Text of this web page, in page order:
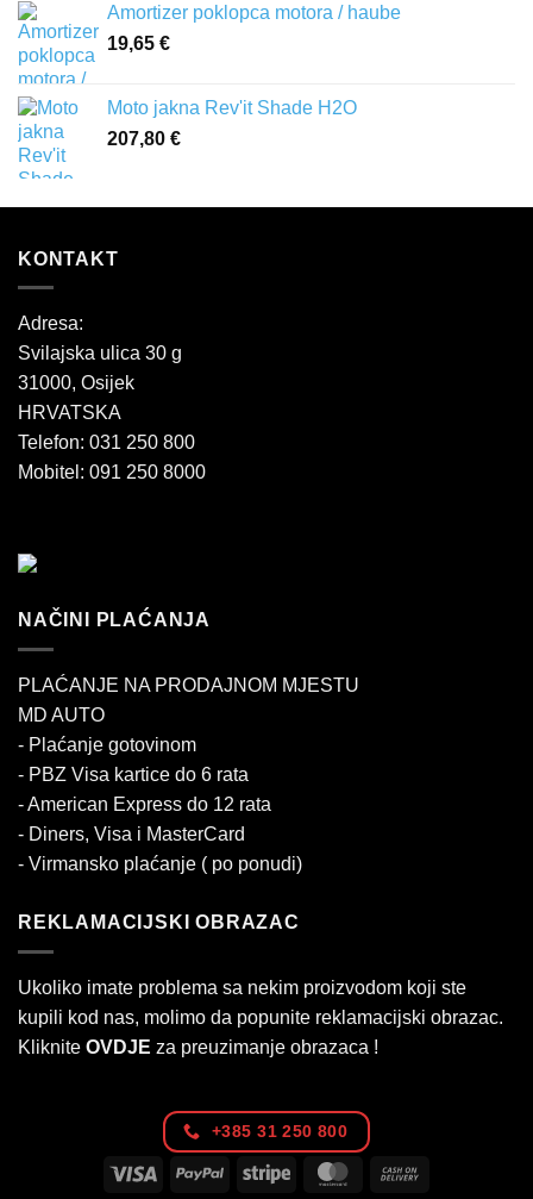
Amortizer poklopca motora / haube
19,65 €
Moto jakna Rev'it Shade H2O
207,80 €
KONTAKT
Adresa:
Svilajska ulica 30 g
31000, Osijek
HRVATSKA
Telefon: 031 250 800
Mobitel: 091 250 8000
NAČINI PLAĆANJA
PLAĆANJE NA PRODAJNOM MJESTU
MD AUTO
- Plaćanje gotovinom
- PBZ Visa kartice do 6 rata
- American Express do 12 rata
- Diners, Visa i MasterCard
- Virmansko plaćanje ( po ponudi)
REKLAMACIJSKI OBRAZAC
Ukoliko imate problema sa nekim proizvodom koji ste
kupili kod nas, molimo da popunite reklamacijski obrazac.
Kliknite OVDJE za preuzimanje obrazaca !
+385 31 250 800
Visa PayPal Stripe MasterCard